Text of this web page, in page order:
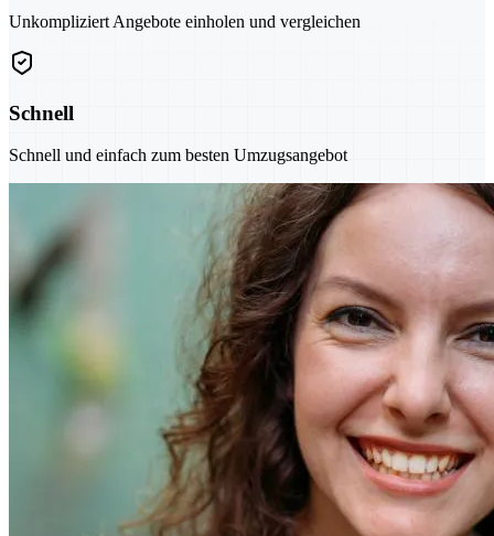
Unkompliziert Angebote einholen und vergleichen
Schnell
Schnell und einfach zum besten Umzugsangebot